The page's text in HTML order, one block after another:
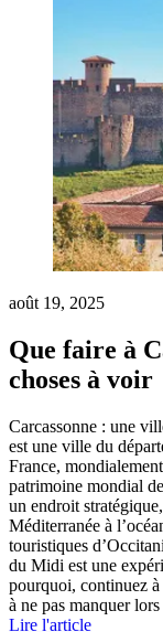
août 19, 2025
Que faire à
choses à voir
Carcassonne : une
est une ville du
France,
patrimoine mondial
un endroit
Méditerranée à
touristiques
du Midi est une
pourquoi, continuez
à ne pas manquer
Lire l'article